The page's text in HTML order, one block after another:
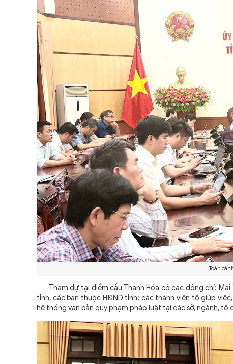
Toàn
Tham dự tại điểm cầu Thanh Hóa có các đồng chí: Mai
tỉnh, các ban thuộc HĐND tỉnh; các thành viên tổ giúp
hệ thống văn bản quy phạm pháp luật tại các sở, ngành, tổ